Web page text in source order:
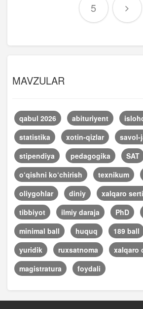
5
MAVZULAR
qabul 2026 abituriyent
statistika
xotin-qizlar
savol-
stipendiya
pedagogika
SAT
o‘qishni ko‘chirish
texnikum
oliygohlar
diniy xalqaro
tibbiyot
ilmiy daraja PhD
minimal ball
huquq 189 ball
yuridik
ruxsatnoma
xalqaro
magistratura
foydali